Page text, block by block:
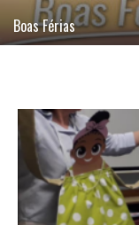
Boas Férias